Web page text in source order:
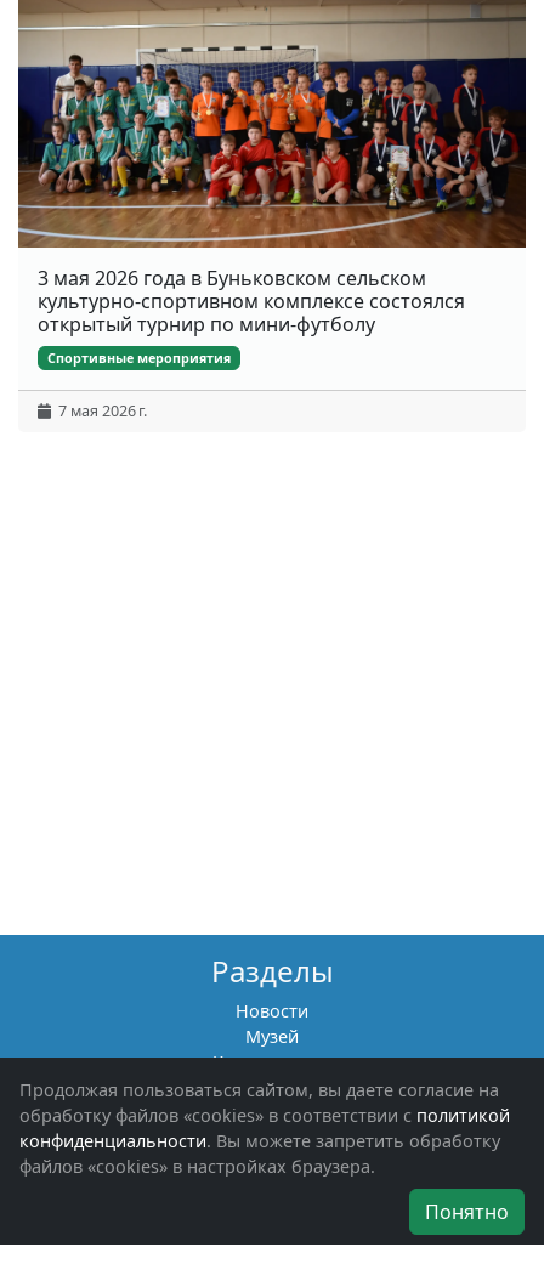
3 мая 2026 года в Буньковском сельском
культурно-спортивном комплексе состоялся
открытый турнир по мини-футболу
Спортивные мероприятия
7 мая 2026 г.
Разделы
Новости
Музей
Книги памяти
Фотоальбомы
Обращения граждан
Помощь участникам СВО и их семьям
Об организации
Наши награды
Продолжая пользоваться сайтом, вы даете согласие на
обработку файлов «cookies» в соответствии с политикой
конфиденциальности. Вы можете запретить обработку
файлов «cookies» в настройках браузера.
Понятно